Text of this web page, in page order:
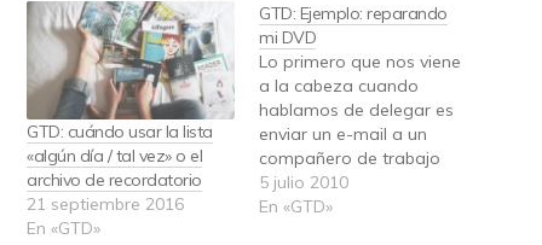
GTD: cuándo usar la lista
«algún día / tal vez» o el
archivo de recordatorio
21 septiembre 2016
En «GTD»
GTD: Ejemplo: reparando
mi DVD
Lo primero que nos viene
a la cabeza cuando
hablamos de delegar es
enviar un e-mail a un
compañero de trabajo
pidiéndole que se
encargue de una tarea, o
5 julio 2010
En «GTD»